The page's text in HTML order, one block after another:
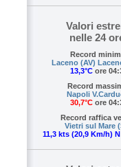
Valori
nelle 24
Record
Laceno (AV)
13,3°Core
Record
Napoli
30,7°Core
Record raffica
Vietri sul Mare
11,3 kts (20,9 Km/h) N